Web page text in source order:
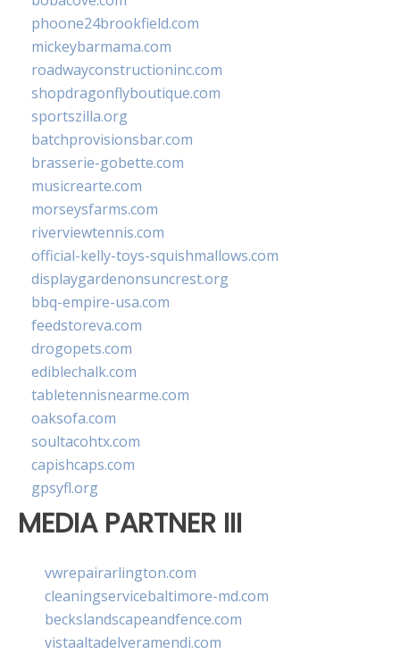
phoone24brookfield.com
mickeybarmama.com
roadwayconstructioninc.com
shopdragonflyboutique.com
sportszilla.org
batchprovisionsbar.com
brasserie-gobette.com
musicrearte.com
morseysfarms.com
riverviewtennis.com
official-kelly-toys-squishmallows.com
displaygardenonsuncrest.org
bbq-empire-usa.com
feedstoreva.com
drogopets.com
ediblechalk.com
tabletennisnearme.com
oaksofa.com
soultacohtx.com
capishcaps.com
gpsyfl.org
MEDIA PARTNER III
vwrepairarlington.com
cleaningservicebaltimore-md.com
beckslandscapeandfence.com
vistaaltadelveramendi.com